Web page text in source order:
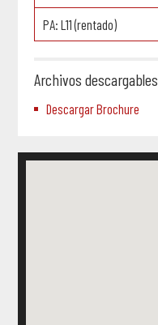
PA: L11 (rentado)
Archivos descargables
Descargar Brochure